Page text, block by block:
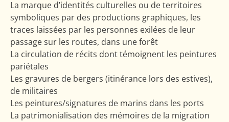
La marque d’identités culturelles ou de territoires
symboliques par des productions graphiques, les
traces laissées par les personnes exilées de leur
passage sur les routes, dans une forêt
La circulation de récits dont témoignent les peintures
pariétales
Les gravures de bergers (itinérance lors des estives),
de militaires
Les peintures/signatures de marins dans les ports
La patrimonialisation des mémoires de la migration